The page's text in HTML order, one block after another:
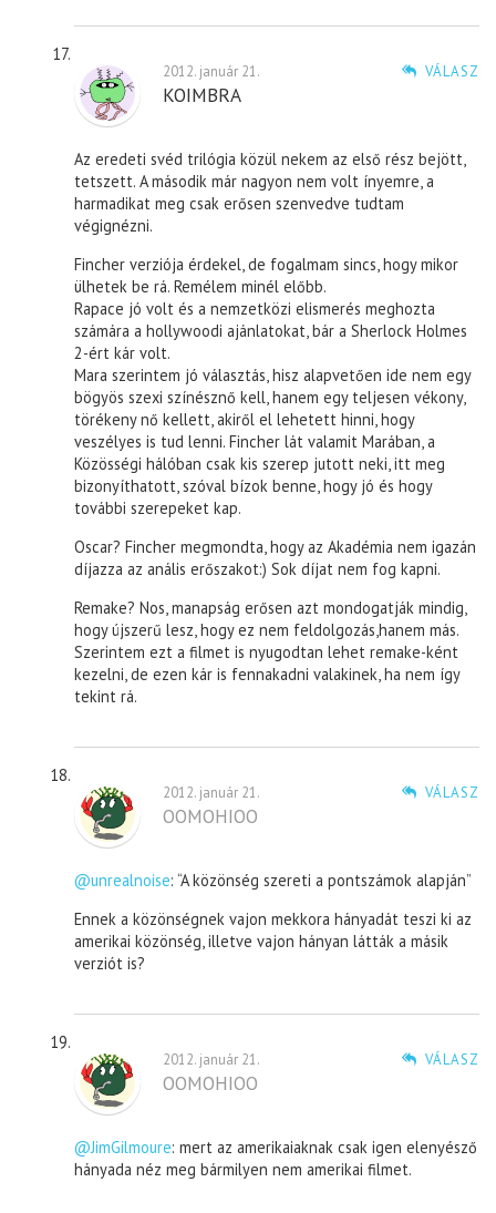
VÁLASZ
2012. január 21.
KOIMBRA
Az eredeti svéd trilógia közül nekem az első rész bejött,
tetszett. A második már nagyon nem volt ínyemre, a
harmadikat meg csak erősen szenvedve tudtam
végignézni.
Fincher verziója érdekel, de fogalmam sincs, hogy mikor
ülhetek be rá. Remélem minél előbb.
Rapace jó volt és a nemzetközi elismerés meghozta
számára a hollywoodi ajánlatokat, bár a Sherlock Holmes
2-ért kár volt.
Mara szerintem jó választás, hisz alapvetően ide nem egy
bögyös szexi színésznő kell, hanem egy teljesen vékony,
törékeny nő kellett, akiről el lehetett hinni, hogy
veszélyes is tud lenni. Fincher lát valamit Marában, a
Közösségi hálóban csak kis szerep jutott neki, itt meg
bizonyíthatott, szóval bízok benne, hogy jó és hogy
további szerepeket kap.
Oscar? Fincher megmondta, hogy az Akadémia nem igazán
díjazza az anális erőszakot:) Sok díjat nem fog kapni.
Remake? Nos, manapság erősen azt mondogatják mindig,
hogy újszerű lesz, hogy ez nem feldolgozás,hanem más.
Szerintem ezt a filmet is nyugodtan lehet remake-ként
kezelni, de ezen kár is fennakadni valakinek, ha nem így
tekint rá.
VÁLASZ
2012. január 21.
OOMOHIOO
@unrealnoise: “A közönség szereti a pontszámok alapján”
Ennek a közönségnek vajon mekkora hányadát teszi ki az
amerikai közönség, illetve vajon hányan látták a másik
verziót is?
VÁLASZ
2012. január 21.
OOMOHIOO
@JimGilmoure: mert az amerikaiaknak csak igen elenyésző
hányada néz meg bármilyen nem amerikai filmet.